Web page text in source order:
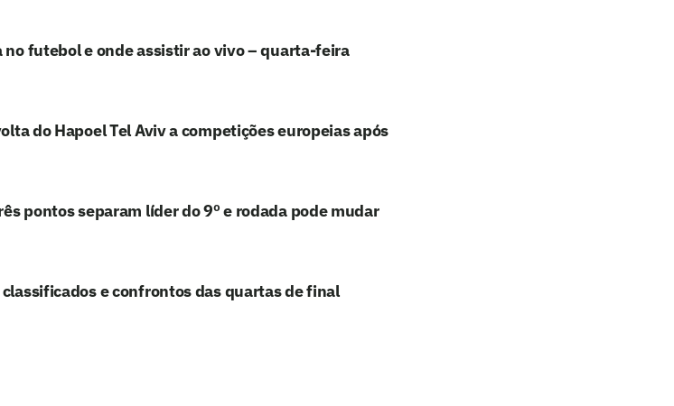
no futebol e onde assistir ao vivo – quarta-feira
do Hapoel Tel Aviv a competições europeias após
pontos separam líder do 9º e rodada pode mudar
e confrontos das quartas de final